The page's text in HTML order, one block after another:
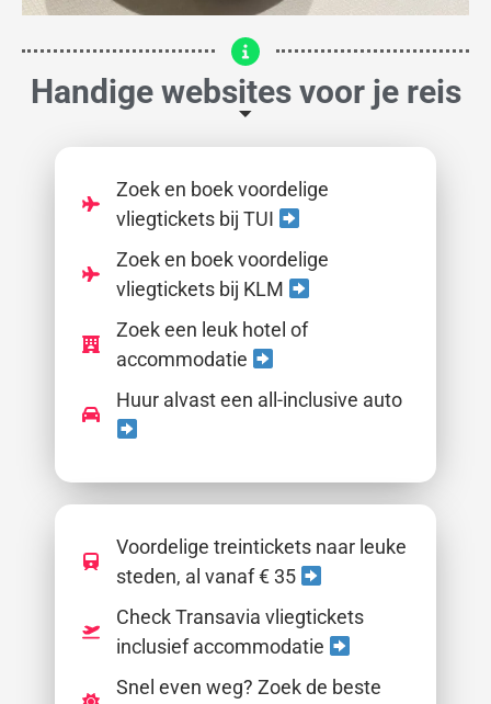
Handige websites voor je reis
Zoek en boek voordelige
vliegtickets bij TUI
Zoek en boek voordelige
vliegtickets bij KLM
Zoek een leuk hotel of
accommodatie
Huur alvast een all-inclusive auto
Voordelige treintickets naar leuke
steden, al vanaf € 35
Check Transavia vliegtickets
inclusief accommodatie
Snel even weg? Zoek de beste